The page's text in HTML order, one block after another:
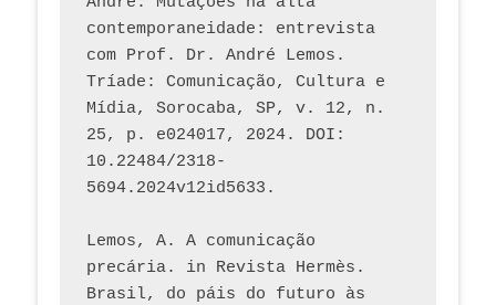
contemporaneidade: entrevista
com Prof. Dr. André Lemos.
Tríade: Comunicação, Cultura e
Mídia, Sorocaba, SP, v. 12, n.
25, p. e024017, 2024. DOI:
10.22484/2318-
5694.2024v12id5633.
Lemos, A. A comunicação
precária. in Revista Hermès.
Brasil, do páis do futuro às